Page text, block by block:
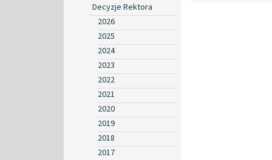
Decyzje Rektora
2026
2025
2024
2023
2022
2021
2020
2019
2018
2017